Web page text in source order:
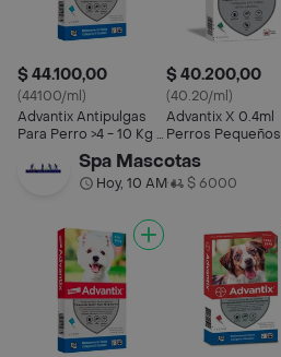
$ 44.100,00
(44100/ml)
Advantix Antipulgas
Para Perro >4 - 10 Kg 1
$ 40.200,00
(40.20/ml)
Advantix X 0.4ml
Perros Pequeños
Hasta 4 Kg
Spa Mascotas
Hoy, 10 AM• $ 6000